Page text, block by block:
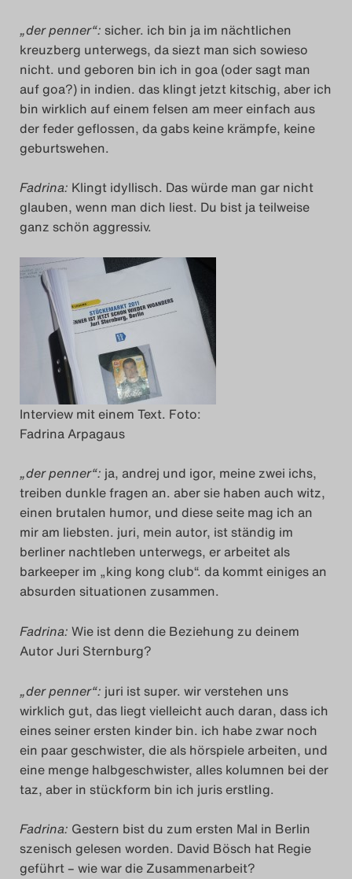
2019
Das Theatertreffen-
2020
Das Theatertreffen-
2021
Das Theatertreffen-
2022
Das Theatertreffen-
2023
Das Theatertreffen-
2024
Das Theatertreffen-
Das Theatertreffen-
Archiv
Impressum
Nutzungsbedingungen
Search
„der penner“: sicher. ich bin ja im nächtlichen
kreuzberg unterwegs, da siezt man sich sowieso
nicht. und geboren bin ich in goa (oder sagt man
auf goa?) in indien. das klingt jetzt kitschig, aber ich
bin wirklich auf einem felsen am meer einfach aus
der feder geflossen, da gabs keine krämpfe, keine
geburtswehen.
Fadrina: Klingt idyllisch. Das würde man gar nicht
glauben, wenn man dich liest. Du bist ja teilweise
ganz schön aggressiv.
Interview mit einem Text. Foto:
Fadrina Arpagaus
„der penner“: ja, andrej und igor, meine zwei ichs,
treiben dunkle fragen an. aber sie haben auch witz,
einen brutalen humor, und diese seite mag ich an
mir am liebsten. juri, mein autor, ist ständig im
berliner nachtleben unterwegs, er arbeitet als
barkeeper im „king kong club“. da kommt einiges an
absurden situationen zusammen.
Fadrina: Wie ist denn die Beziehung zu deinem
Autor Juri Sternburg?
„der penner“: juri ist super. wir verstehen uns
wirklich gut, das liegt vielleicht auch daran, dass ich
eines seiner ersten kinder bin. ich habe zwar noch
ein paar geschwister, die als hörspiele arbeiten, und
eine menge halbgeschwister, alles kolumnen bei der
taz, aber in stückform bin ich juris erstling.
Fadrina: Gestern bist du zum ersten Mal in Berlin
szenisch gelesen worden. David Bösch hat Regie
geführt – wie war die Zusammenarbeit?